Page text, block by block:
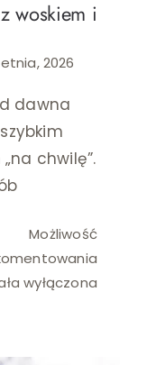
woskiem i
2026
dawna
chwilę”.
Możliwość
wyłączona